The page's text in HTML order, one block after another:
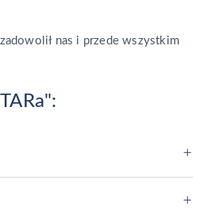
nas i przede wszystkim